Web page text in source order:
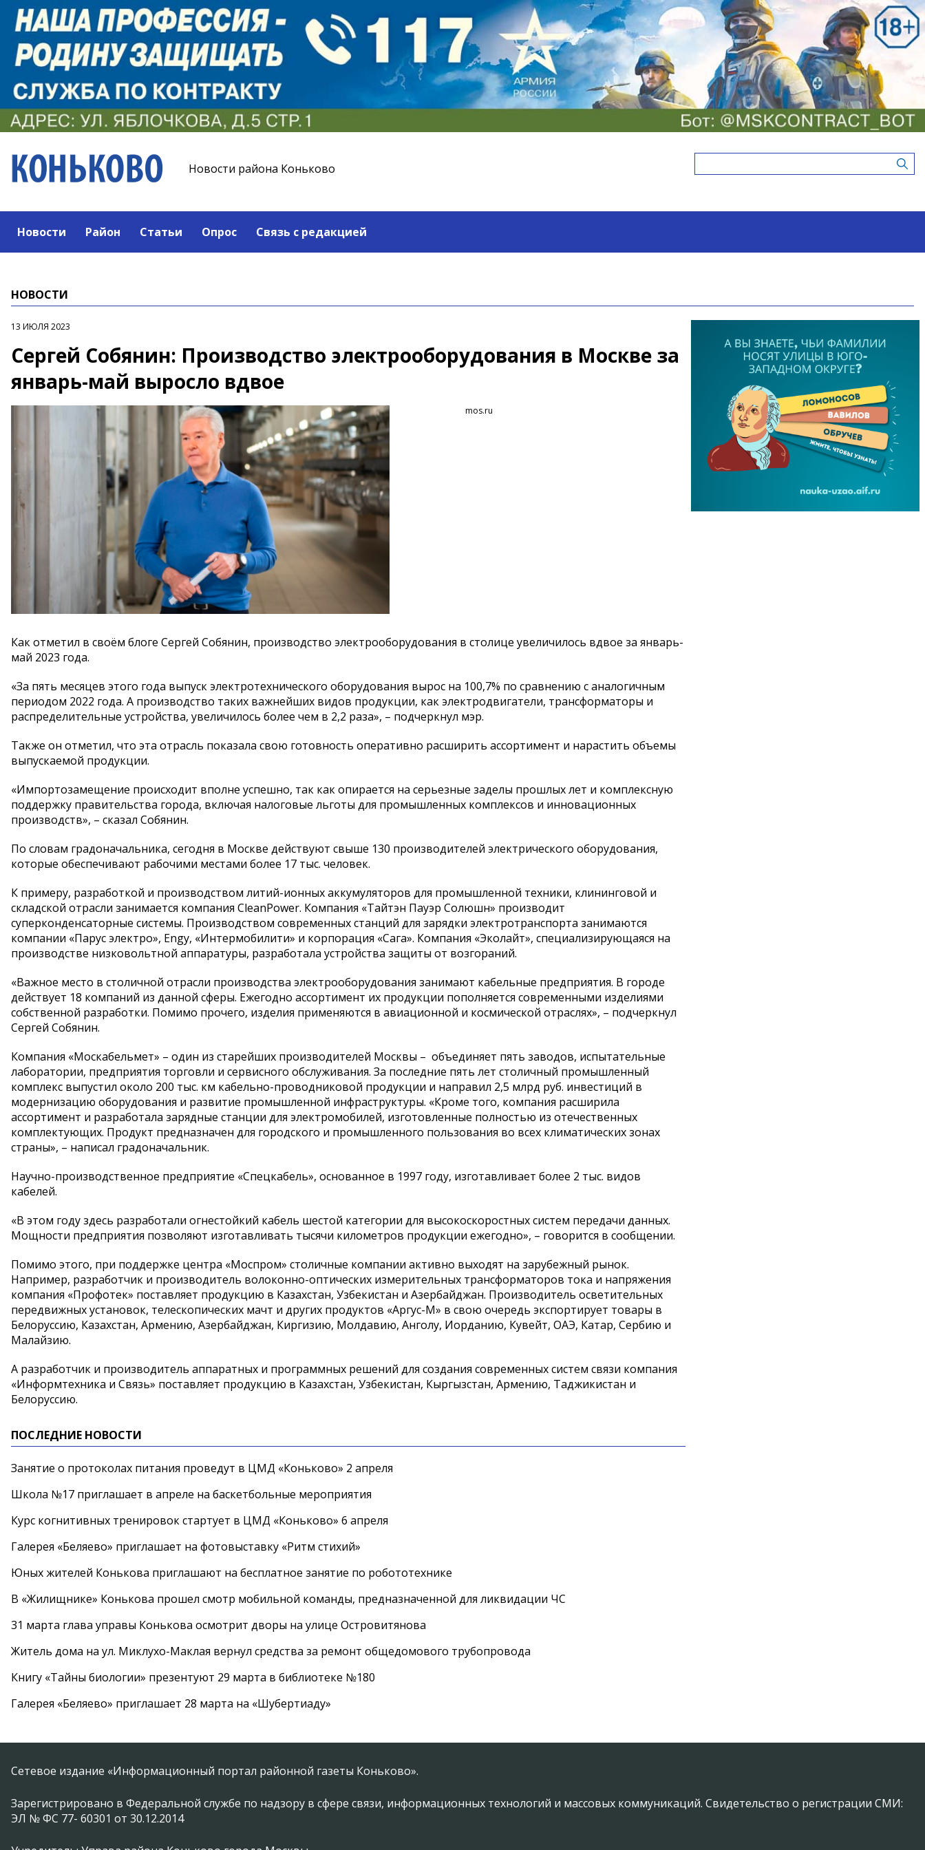
Новости района Коньково
Новости Район Статьи Опрос Связь с редакцией
НОВОСТИ
13 ИЮЛЯ 2023
Сергей Собянин: Производство электрооборудования в Москве за
январь-май выросло вдвое
mos.ru
Как отметил в своём блоге Сергей Собянин, производство электрооборудования в столице увеличилось вдвое за январь-
май 2023 года.
«За пять месяцев этого года выпуск электротехнического оборудования вырос на 100,7% по сравнению с аналогичным
периодом 2022 года. А производство таких важнейших видов продукции, как электродвигатели, трансформаторы и
распределительные устройства, увеличилось более чем в 2,2 раза», – подчеркнул мэр.
Также он отметил, что эта отрасль показала свою готовность оперативно расширить ассортимент и нарастить объемы
выпускаемой продукции.
«Импортозамещение происходит вполне успешно, так как опирается на серьезные заделы прошлых лет и комплексную
поддержку правительства города, включая налоговые льготы для промышленных комплексов и инновационных
производств», – сказал Собянин.
По словам градоначальника, сегодня в Москве действуют свыше 130 производителей электрического оборудования,
которые обеспечивают рабочими местами более 17 тыс. человек.
К примеру, разработкой и производством литий-ионных аккумуляторов для промышленной техники, клининговой и
складской отрасли занимается компания CleanPower. Компания «Тайтэн Пауэр Солюшн» производит
суперконденсаторные системы. Производством современных станций для зарядки электротранспорта занимаются
компании «Парус электро», Engy, «Интермобилити» и корпорация «Сага». Компания «Эколайт», специализирующаяся на
производстве низковольтной аппаратуры, разработала устройства защиты от возгораний.
«Важное место в столичной отрасли производства электрооборудования занимают кабельные предприятия. В городе
действует 18 компаний из данной сферы. Ежегодно ассортимент их продукции пополняется современными изделиями
собственной разработки. Помимо прочего, изделия применяются в авиационной и космической отраслях», – подчеркнул
Сергей Собянин.
Компания «Москабельмет» – один из старейших производителей Москвы – объединяет пять заводов, испытательные
лаборатории, предприятия торговли и сервисного обслуживания. За последние пять лет столичный промышленный
комплекс выпустил около 200 тыс. км кабельно-проводниковой продукции и направил 2,5 млрд руб. инвестиций в
модернизацию оборудования и развитие промышленной инфраструктуры. «Кроме того, компания расширила
ассортимент и разработала зарядные станции для электромобилей, изготовленные полностью из отечественных
комплектующих. Продукт предназначен для городского и промышленного пользования во всех климатических зонах
страны», – написал градоначальник.
Научно-производственное предприятие «Спецкабель», основанное в 1997 году, изготавливает более 2 тыс. видов
кабелей.
«В этом году здесь разработали огнестойкий кабель шестой категории для высокоскоростных систем передачи данных.
Мощности предприятия позволяют изготавливать тысячи километров продукции ежегодно», – говорится в сообщении.
Помимо этого, при поддержке центра «Моспром» столичные компании активно выходят на зарубежный рынок.
Например, разработчик и производитель волоконно-оптических измерительных трансформаторов тока и напряжения
компания «Профотек» поставляет продукцию в Казахстан, Узбекистан и Азербайджан. Производитель осветительных
передвижных установок, телескопических мачт и других продуктов «Аргус-М» в свою очередь экспортирует товары в
Белоруссию, Казахстан, Армению, Азербайджан, Киргизию, Молдавию, Анголу, Иорданию, Кувейт, ОАЭ, Катар, Сербию и
Малайзию.
А разработчик и производитель аппаратных и программных решений для создания современных систем связи компания
«Информтехника и Связь» поставляет продукцию в Казахстан, Узбекистан, Кыргызстан, Армению, Таджикистан и
Белоруссию.
ПОСЛЕДНИЕ НОВОСТИ
Занятие о протоколах питания проведут в ЦМД «Коньково» 2 апреля
Школа №17 приглашает в апреле на баскетбольные мероприятия
Курс когнитивных тренировок стартует в ЦМД «Коньково» 6 апреля
Галерея «Беляево» приглашает на фотовыставку «Ритм стихий»
Юных жителей Конькова приглашают на бесплатное занятие по робототехнике
В «Жилищнике» Конькова прошел смотр мобильной команды, предназначенной для ликвидации ЧС
31 марта глава управы Конькова осмотрит дворы на улице Островитянова
Житель дома на ул. Миклухо-Маклая вернул средства за ремонт общедомового трубопровода
Книгу «Тайны биологии» презентуют 29 марта в библиотеке №180
Галерея «Беляево» приглашает 28 марта на «Шубертиаду»
Сетевое издание «Информационный портал районной газеты Коньково».
Зарегистрировано в Федеральной службе по надзору в сфере связи, информационных технологий и массовых коммуникаций. Свидетельство о регистрации СМИ:
ЭЛ № ФС 77- 60301 от 30.12.2014